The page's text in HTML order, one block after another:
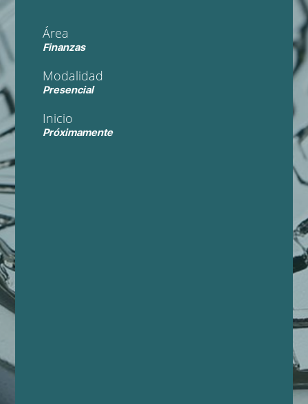
Área
Finanzas
Modalidad
Presencial
Inicio
Próximamente